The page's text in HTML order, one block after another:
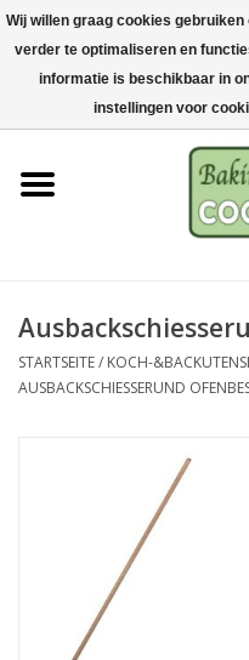
Startseite
Koch-&Backutensilien
Maschinen & Teile
Edelstahl
Rohstoffe & Präsentation
STARTSEITE/ KOCH-
AUSBACKSCHIESSERUND
Wij willen graag cookies
verder te optimaliseren en
informatie is beschikbaar in
instellingen voor